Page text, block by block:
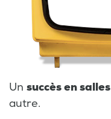
Un succès en salles
autre.